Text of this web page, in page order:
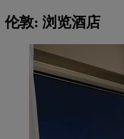
伦敦: 浏览酒店